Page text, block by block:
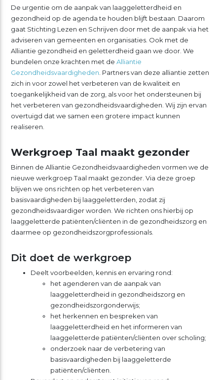
De urgentie om de aanpak van laaggeletterdheid en
gezondheid op de agenda te houden blijft bestaan. Daarom
gaat Stichting Lezen en Schrijven door met de aanpak via het
adviseren van gemeenten en organisaties. Ook met de
Alliantie gezondheid en geletterdheid gaan we door. We
bundelen onze krachten met de Alliantie
Gezondheidsvaardigheden . Partners van deze alliantie zetten
zich in voor zowel het verbeteren van de kwaliteit en
toegankelijkheid van de zorg, als voor het ondersteunen bij
het verbeteren van gezondheidsvaardigheden. Wij zijn ervan
overtuigd dat we samen een grotere impact kunnen
realiseren.
Werkgroep Taal maakt gezonder
Binnen de Alliantie Gezondheidsvaardigheden vormen we de
nieuwe werkgroep Taal maakt gezonder. Via deze groep
blijven we ons richten op het verbeteren van
basisvaardigheden bij laaggeletterden, zodat zij
gezondheidsvaardiger worden. We richten ons hierbij op
laaggeletterde patiënten/cliënten in de gezondheidszorg en
daarmee op gezondheidszorgprofessionals.
Dit doet de werkgroep
Deelt voorbeelden, kennis en ervaring rond:
het agenderen van de aanpak van
laaggeletterdheid in gezondheidszorg en
gezondheidszorgonderwijs;
het herkennen en bespreken van
laaggeletterdheid en het informeren van
laaggeletterde patiënten/cliënten over scholing;
onderzoek naar de verbetering van
basisvaardigheden bij laaggeletterde
patiënten/cliënten.